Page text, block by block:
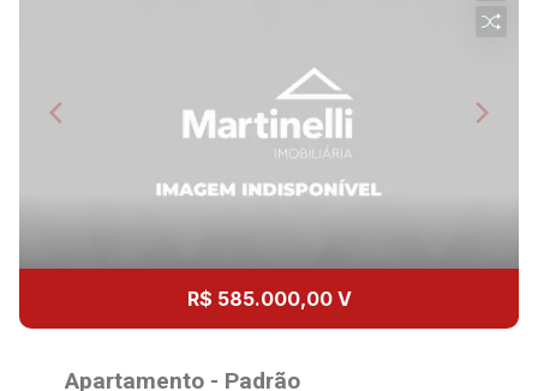
18
19
R$ 585.000,00 V
Apartamento - Padrão